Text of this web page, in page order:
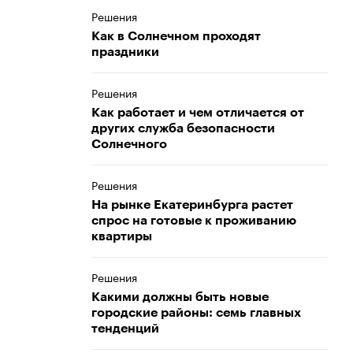
Решения
Как в Солнечном проходят
праздники
Решения
Как работает и чем отличается от
других служба безопасности
Солнечного
Решения
На рынке Екатеринбурга растет
спрос на готовые к проживанию
квартиры
Решения
Какими должны быть новые
городские районы: семь главных
тенденций